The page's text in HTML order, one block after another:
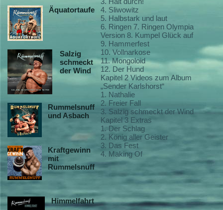
Äquatortaufe
Salzig
schmeckt
der Wind
Rummelsnuff
und Asbach
Kraftgewinn
mit
Rummelsnuff
Himmelfahrt
4. Sliwowitz
5. Halbstark und laut
6. Ringen 7. Ringen Olympia
Version 8. Kumpel Glück auf
9. Hammerfest
10. Vollnarkose
11. Mongoloid
12. Der Hund
Kapitel 2 Videos zum Album
„Sender Karlshorst“
1. Nathalie
2. Freier Fall
3. Salzig schmeckt der Wind
Kapitel 3 Extras
1. Der Schlag
2. König aller Geister
3. Das Fest
4. Making Of